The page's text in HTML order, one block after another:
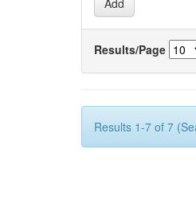
Results/Page
Results 1-7 of 7